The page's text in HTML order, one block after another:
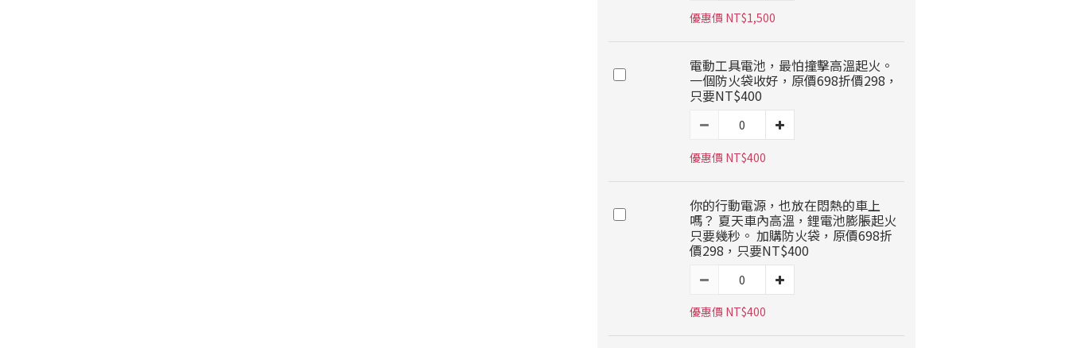
優惠價 NT$1,500
電動工具電池，最怕撞擊高溫起火。
一個防火袋收好，原價698折價298，
只要NT$400
優惠價 NT$400
你的行動電源，也放在悶熱的車上
嗎？ 夏天車內高溫，鋰電池膨脹起火
只要幾秒。 加購防火袋，原價698折
價298，只要NT$400
優惠價 NT$400